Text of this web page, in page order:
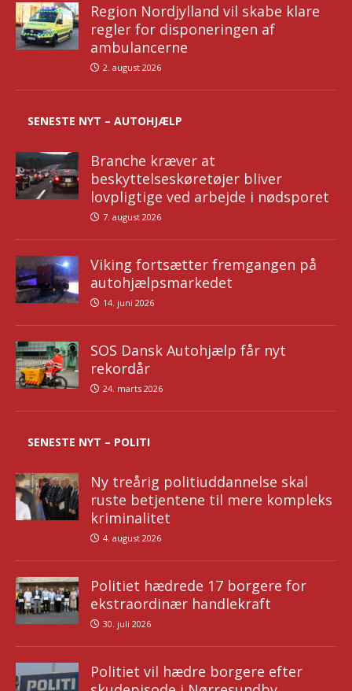
Region Nordjylland vil skabe klare
regler for disponeringen af
ambulancerne
2. august 2026
SENESTE NYT – AUTOHJÆLP
Branche kræver at
beskyttelseskøretøjer bliver
lovpligtige ved arbejde i nødsporet
7. august 2026
Viking fortsætter fremgangen på
autohjælpsmarkedet
14. juni 2026
SOS Dansk Autohjælp får nyt
rekordår
24. marts 2026
SENESTE NYT – POLITI
Ny treårig politiuddannelse skal
ruste betjentene til mere kompleks
kriminalitet
4. august 2026
Politiet hædrede 17 borgere for
ekstraordinær handlekraft
30. juli 2026
Politiet vil hædre borgere efter